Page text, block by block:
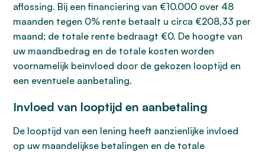
aflossing. Bij een financiering van €10.000 over 48
maanden tegen 0% rente betaalt u circa €208,33 per
maand; de totale rente bedraagt €0. De hoogte van
uw maandbedrag en de totale kosten worden
voornamelijk beïnvloed door de gekozen looptijd en
een eventuele aanbetaling.
Invloed van looptijd en aanbetaling
De looptijd van een lening heeft aanzienlijke invloed
op uw maandelijkse betalingen en de totale